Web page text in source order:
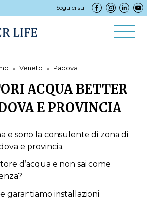
Seguici su
Veneto Padova
ACQUA BETTER
E PROVINCIA
e sono la consulente di zona di
e provincia.
d’acqua e non sai come
garantiamo installazioni